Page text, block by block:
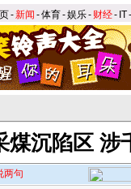
-新闻 -体育-娱乐- 财经- IT-
煤沉陷区 涉
两句